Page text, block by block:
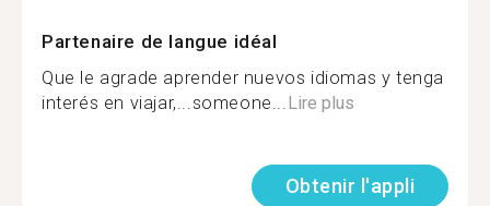
Partenaire de langue idéal
Que le agrade aprender nuevos idiomas y tenga
interés en viajar,...someone...Lire plus
Obtenir l'appli